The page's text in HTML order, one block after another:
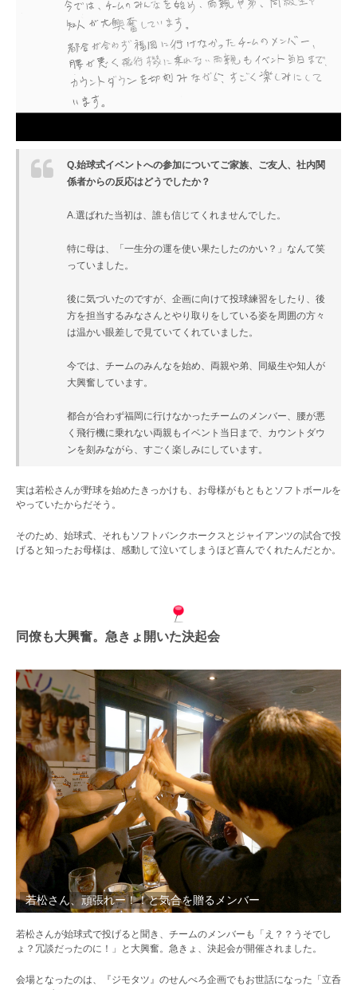
Q.始球式イベントへの参加についてご家族、ご友人、社内関
係者からの反応はどうでしたか？
A.選ばれた当初は、誰も信じてくれませんでした。
特に母は、「一生分の運を使い果たしたのかい？」なんて笑
っていました。
後に気づいたのですが、企画に向けて投球練習をしたり、後
方を担当するみなさんとやり取りをしている姿を周囲の方々
は温かい眼差しで見ていてくれていました。
今では、チームのみんなを始め、両親や弟、同級生や知人が
大興奮しています。
都合が合わず福岡に行けなかったチームのメンバー、腰が悪
く飛行機に乗れない両親もイベント当日まで、カウントダウ
ンを刻みながら、すごく楽しみにしています。
実は若松さんが野球を始めたきっかけも、お母様がもともとソフトボールを
やっていたからだそう。
そのため、始球式、それもソフトバンクホークスとジャイアンツの試合で投
げると知ったお母様は、感動して泣いてしまうほど喜んでくれたんだとか。
同僚も大興奮。急きょ開いた決起会
若松さん、頑張れー！！と気合を贈るメンバー
若松さんが始球式で投げると聞き、チームのメンバーも「え？？うそでし
ょ？冗談だったのに！」と大興奮。急きょ、決起会が開催されました。
会場となったのは、『ジモタツ』のせんべろ企画でもお世話になった「立呑